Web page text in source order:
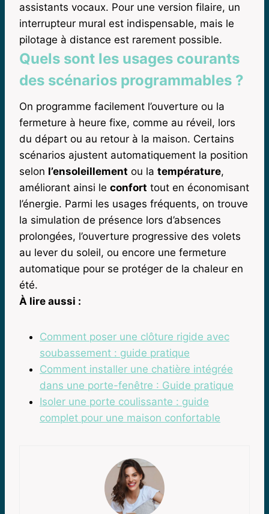
assistants vocaux. Pour une version filaire, un
interrupteur mural est indispensable, mais le
pilotage à distance est rarement possible.
Quels sont les usages courants
des scénarios programmables ?
On programme facilement l’ouverture ou la
fermeture à heure fixe, comme au réveil, lors
du départ ou au retour à la maison. Certains
scénarios ajustent automatiquement la position
selon l’ensoleillement ou la température,
améliorant ainsi le confort tout en économisant
l’énergie. Parmi les usages fréquents, on trouve
la simulation de présence lors d’absences
prolongées, l’ouverture progressive des volets
au lever du soleil, ou encore une fermeture
automatique pour se protéger de la chaleur en
été.
À lire aussi :
Comment poser une clôture rigide avec
soubassement : guide pratique
Comment installer une chatière intégrée
dans une porte-fenêtre : Guide pratique
Isoler une porte coulissante : guide
complet pour une maison confortable